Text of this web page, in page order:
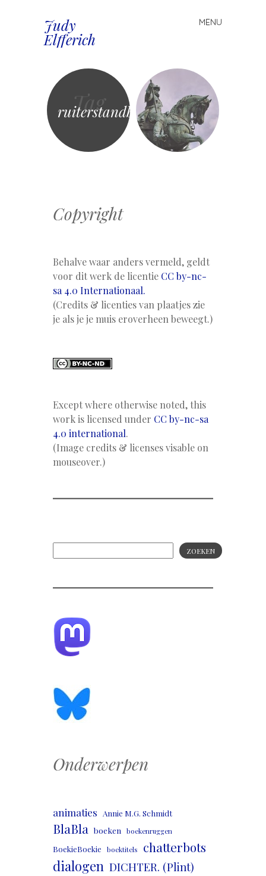
Judy
Elfferich
MENU
Spring
naar
Tag
ruiterstandbeeld
Copyright
Behalve waar anders vermeld, geldt
voor dit werk de licentie CC by-nc-
sa 4.0 Internationaal.
(Credits & licenties van plaatjes zie
je als je je muis eroverheen beweegt.)
Except where otherwise noted, this
work is licensed under CC by-nc-sa
4.0 international.
(Image credits & licenses visable on
mouseover.)
ZOEKEN
Onderwerpen
animaties Annie M.G. Schmidt
BlaBla boeken boekenruggen
BoekieBoekie boektitels chatterbots
dialogen DICHTER. (Plint)